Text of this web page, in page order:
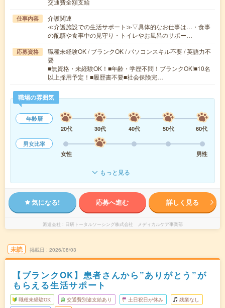
交通費全額支給
仕事内容
介護関連
≪介護施設での生活サポート≫▽具体的なお仕事は…・食事
の配膳や食事中の見守り・トイレやお風呂のサポー…
応募資格
職種未経験OK / ブランクOK / パソコンスキル不要 / 英語力不
要
■無資格・未経験OK！■年齢・学歴不問！ブランクOK!■10名
以上採用予定！■履歴書不要■社会保険完…
職場の雰囲気
年齢層
20代
30代 40代 50代
60代
男女比率
女性
男性
もっと見る
気になる! 応募へ進む 詳しく見る
派遣会社 日研トータルソーシング株式会社 メディカルケア事業部
未読 掲載日 2026/08/03
【ブランクOK】患者さんから”ありがとう”が
もらえる生活サポート
職種未経験OK 交通費別途支給あり 土日祝日が休み 残業なし